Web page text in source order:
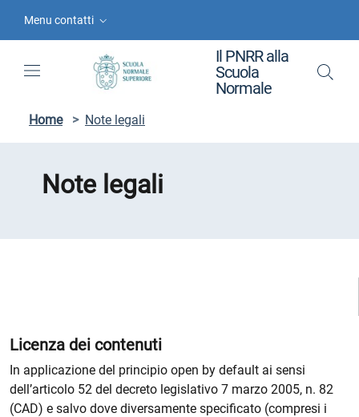
Menu contatti
Il PNRR alla
Scuola
Normale
Home > Note legali
Note legali
Licenza dei contenuti
In applicazione del principio open by default ai sensi
dell’articolo 52 del decreto legislativo 7 marzo 2005, n. 82
(CAD) e salvo dove diversamente specificato (compresi i